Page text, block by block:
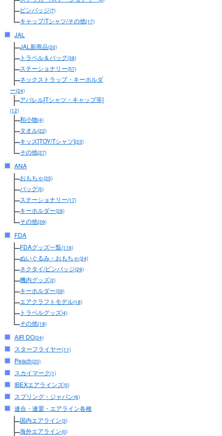
ピンバッジ(7)
キャップ/Tシャツ/その他(17)
JAL
JAL新商品(20)
トラベル＆バッグ(38)
ステーショナリー(57)
ネックストラップ・キーホルダ
ー(24)
アパレル[Tシャツ・キャップ等]
(12)
和小物(4)
タオル(22)
キッズ[TOY/Tシャツ](23)
その他(27)
ANA
おもちゃ(25)
バッグ(5)
ステーショナリー(17)
キーホルダー(28)
その他(39)
FDA
FDAグッズ一覧(116)
ぬいぐるみ・おもちゃ(24)
ネクタイ/ピンバッジ(29)
機内グッズ(2)
キーホルダー(39)
エアクラフトモデル(18)
トラベルグッズ(4)
その他(18)
AIR DO(24)
スターフライヤー(11)
Peach(20)
スカイマーク(1)
IBEXエアラインズ(5)
スプリング・ジャパン(6)
連合・連盟・エアライン各種
国内エアライン(3)
海外エアライン(0)